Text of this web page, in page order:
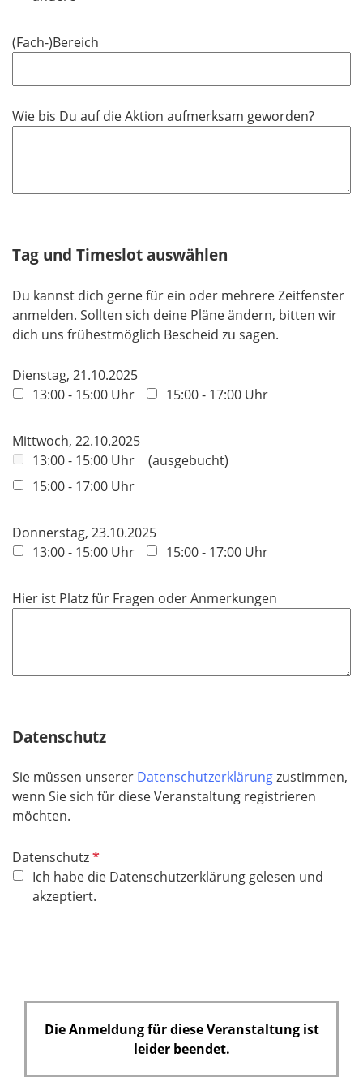
e
d
(Fach-)Bereich
Wie bis Du auf die Aktion aufmerksam geworden?
Tag und Timeslot auswählen
Du kannst dich gerne für ein oder mehrere Zeitfenster
anmelden. Sollten sich deine Pläne ändern, bitten wir
dich uns frühestmöglich Bescheid zu sagen.
Dienstag, 21.10.2025
13:00 - 15:00 Uhr
15:00 - 17:00 Uhr
Mittwoch, 22.10.2025
13:00 - 15:00 Uhr
ausgebucht
15:00 - 17:00 Uhr
Donnerstag, 23.10.2025
13:00 - 15:00 Uhr
15:00 - 17:00 Uhr
Hier ist Platz für Fragen oder Anmerkungen
Datenschutz
Sie müssen unserer Datenschutzerklärungzustimmen,
wenn Sie sich für diese Veranstaltung registrieren
möchten.
DatenschutzP
f
l
l
Ich habe die Datenschutzerklärung gelesen und
akzeptiert.
Die Anmeldung für diese Veranstaltung ist
leider beendet.